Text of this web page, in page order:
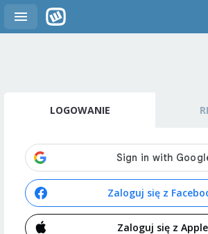
LOGOWANIE
Zaloguj się z
Zaloguj się z Apple